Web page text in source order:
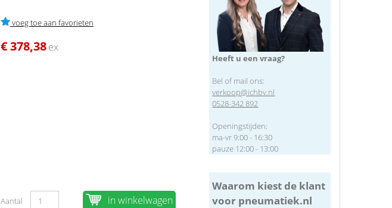
voeg toe aan favorieten
€ 378,38ex
Aantal in winkelwagen
Heeft u een vraag?
Bel of mail ons:
verkoop@ichbv.nl
0528-342 892
Openingstijden:
ma-vr 9:00 - 16:30
pauze 12:00 - 13:00
Waarom kiest de klant
voor pneumatiek.nl